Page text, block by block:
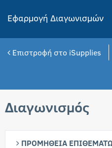
Εφαρμογή Διαγωνισμών
Επιστροφή στο iSupplies
Διαγωνισμός
ΠΡΟΜΗΘΕΙΑ